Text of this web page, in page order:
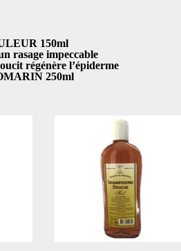
150ml
rasage impeccable
régénère l’épiderme
250ml